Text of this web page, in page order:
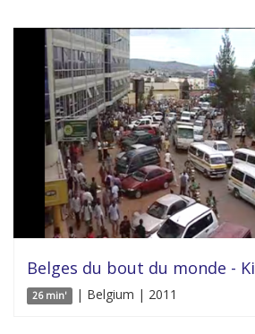
Belges du bout du monde -
26 min' | Belgium | 2011